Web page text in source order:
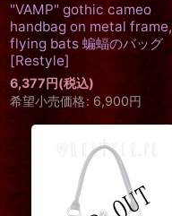
"VAMP" gothic cameo
handbag on metal frame,
flying bats 蝙蝠のバッグ
[Restyle]
6,377円(税込)
希望小売価格: 6,900円